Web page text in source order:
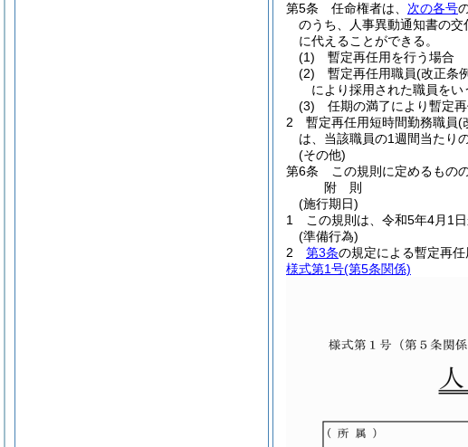
第5条
任命権者は、 次の各号
のうち、人事異動通知書の
に代えることができる。
(1)
暫定再任用を行う場合
(2)
暫定再任用職員(改正条
により採用された職員をい
(3)
任期の満了により暫定
2
暫定再任用短時間勤務職員(
は、当該職員の1週間当たり
(その他)
第6条
この規則に定めるもの
附 則
(施行期日)
1
この規則は、令和5年4月1日
(準備行為)
2
第3条の規定による暫定再
様式第1号(第5条関係)